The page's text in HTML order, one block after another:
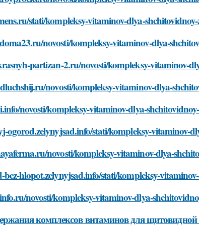
stati/kompleksy-vitaminov-dlya-shchitovidnoy-
novosti/kompleksy-vitaminov-dlya-
partizan-2.ru/novosti/kompleksy-vitaminov-
novosti/kompleksy-vitaminov-dlya-
novosti/kompleksy-vitaminov-dlya-
ogorod.zelynyjsad.info/stati/kompleksy-vitaminov-
novosti/kompleksy-vitaminov-dlya-
hlopot.zelynyjsad.info/stati/kompleksy-
novosti/kompleksy-vitaminov-dlya-
комплексов витаминов для